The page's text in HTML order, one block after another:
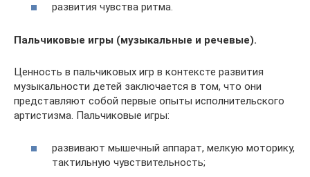
развития чувства ритма.
Пальчиковые игры (музыкальные и речевые).
Ценность в пальчиковых игр в контексте развития
музыкальности детей заключается в том, что они
представляют собой первые опыты исполнительского
артистизма. Пальчиковые игры:
развивают мышечный аппарат, мелкую моторику,
тактильную чувствительность;